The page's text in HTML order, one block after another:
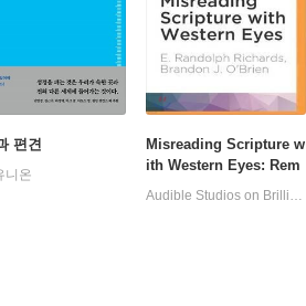
편견
니온
Misreading Scripture w
ith Western Eyes: Rem
oving Cultural Blinders
Audible Studios on Brilliance